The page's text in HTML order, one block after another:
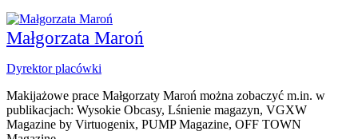
Małgorzata Maroń
Dyrektor placówki
Makijażowe prace Małgorzaty Maroń można zobaczyć m.in. w
publikacjach: Wysokie Obcasy, Lśnienie magazyn, VGXW
Magazine by Virtuogenix, PUMP Magazine, OFF TOWN